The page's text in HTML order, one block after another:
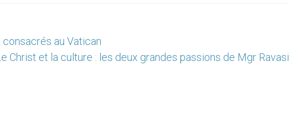
au Vatican
Christ et la culture : les deux grandes passions de Mgr Ravasi